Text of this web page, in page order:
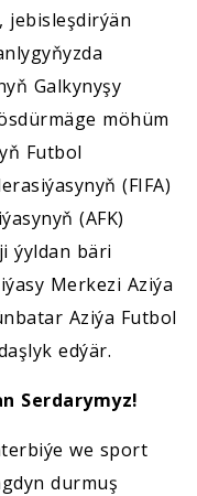
jebisleşdirýän
Galkynyşy
möhüm
Futbol
(FIFA)
(AFK)
ýyldan bäri
Merkezi Aziýa
Aziýa Futbol
edýär.
Serdarymyz!
we sport
durmuş